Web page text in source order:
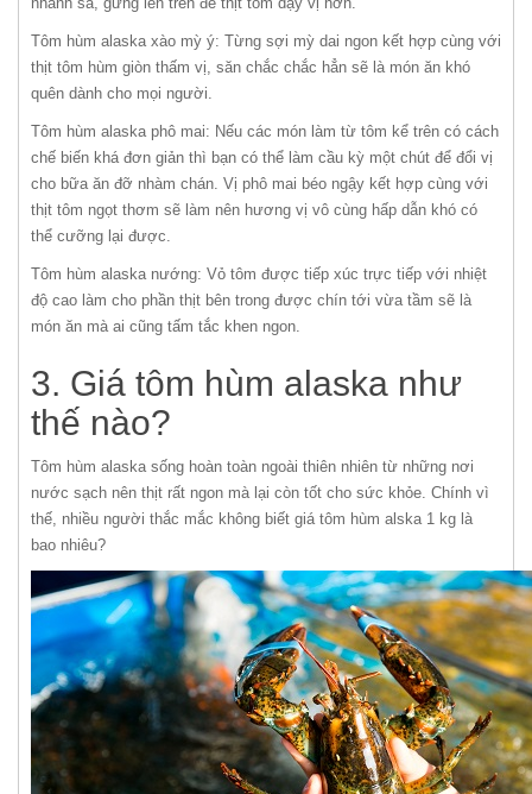
Tôm hùm alaska xào mỳ ý: Từng sợi mỳ dai ngon kết hợp cùng với
thịt tôm hùm giòn thấm vị, săn chắc chắc hẳn sẽ là món ăn khó
quên dành cho mọi người.
Tôm hùm alaska phô mai: Nếu các món làm từ tôm kể trên có cách
chế biến khá đơn giản thì bạn có thể làm cầu kỳ một chút để đổi vị
cho bữa ăn đỡ nhàm chán. Vị phô mai béo ngậy kết hợp cùng với
thịt tôm ngọt thơm sẽ làm nên hương vị vô cùng hấp dẫn khó có
thể cưỡng lại được.
Tôm hùm alaska nướng: Vỏ tôm được tiếp xúc trực tiếp với nhiệt
độ cao làm cho phần thịt bên trong được chín tới vừa tầm sẽ là
món ăn mà ai cũng tấm tắc khen ngon.
3. Giá tôm hùm alaska như
thế nào?
Tôm hùm alaska sống hoàn toàn ngoài thiên nhiên từ những nơi
nước sạch nên thịt rất ngon mà lại còn tốt cho sức khỏe. Chính vì
thế, nhiều người thắc mắc không biết giá tôm hùm alska 1 kg là
bao nhiêu?